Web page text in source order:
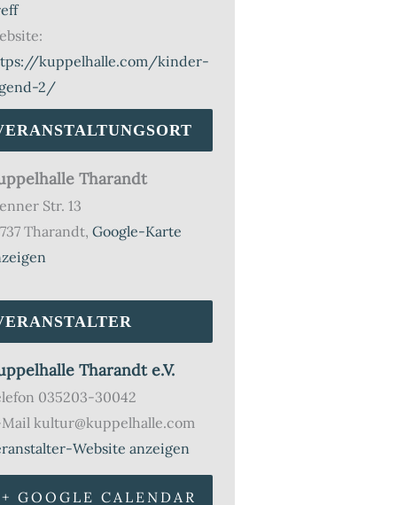
kuppelhalle.com/kinder-
2/
Tharandt
Str. 13
Tharandt, Google-Karte
Tharandt e.V.
035203-30042
kultur@kuppelhalle.com
Website anzeigen
+ GOOGLE CALENDAR